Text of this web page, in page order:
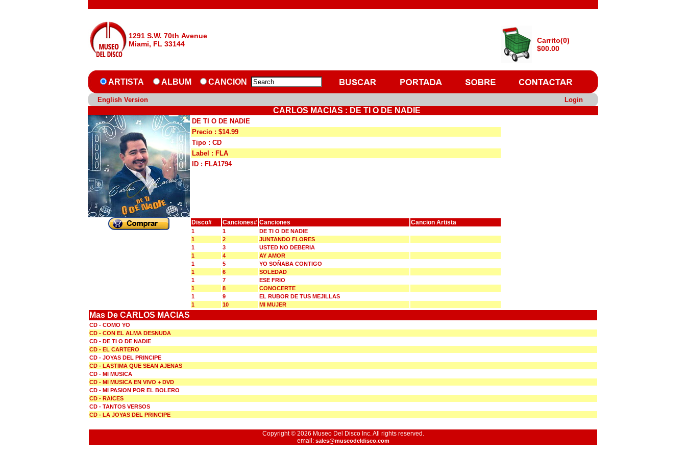
1291 S.W. 70th Avenue
Miami, FL 33144
Carrito(0)
$00.00
ARTISTA ALBUM CANCION
English Version Login
CARLOS MACIAS : DE TI O DE NADIE
DE TI O DE NADIE
Precio : $14.99
Tipo : CD
Label : FLA
ID : FLA1794
Disco# Canciones# Canciones Cancion Artista
1 1
DE TI O DE NADIE
1
2
JUNTANDO FLORES
1
3
USTED NO DEBERIA
1
4
AY AMOR
1
5
YO SOÑABA CONTIGO
1
6
SOLEDAD
1
7
ESE FRIO
1
8
CONOCERTE
1
9
EL RUBOR DE TUS MEJILLAS
1
10 MI MUJER
Mas De CARLOS MACIAS
CD - COMO YO
CD - CON EL ALMA DESNUDA
CD - DE TI O DE NADIE
CD - EL CARTERO
CD - JOYAS DEL PRINCIPE
CD - LASTIMA QUE SEAN AJENAS
CD - MI MUSICA
CD - MI MUSICA EN VIVO + DVD
CD - MI PASION POR EL BOLERO
CD - RAICES
CD - TANTOS VERSOS
CD - LA JOYAS DEL PRINCIPE
Copyright © 2026 Museo Del Disco Inc. All rights reserved.
email: sales@museodeldisco.com